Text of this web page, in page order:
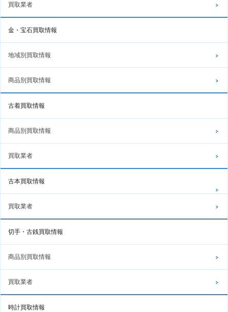
買取業者
金・宝石買取情報
地域別買取情報
商品別買取情報
古着買取情報
商品別買取情報
買取業者
古本買取情報
買取業者
切手・古銭買取情報
商品別買取情報
買取業者
時計買取情報